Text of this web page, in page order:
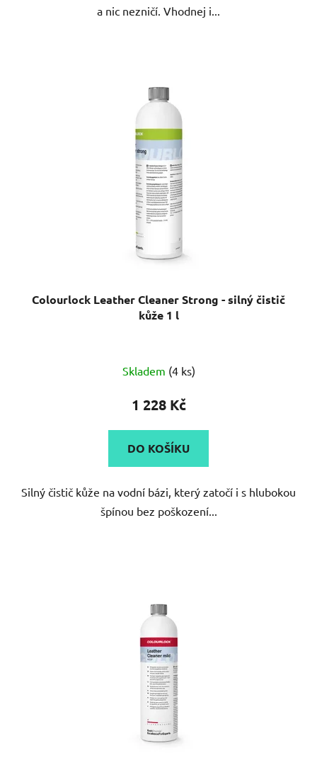
a nic nezničí. Vhodnej i...
Colourlock Leather Cleaner Strong - silný čistič
kůže 1 l
hodnocení
produktu
5,0
z
hvězdiček.
Skladem (4 ks)
1 228 Kč
DO KOŠÍKU
Silný čistič kůže na vodní bázi, který zatočí i s hlubokou
špínou bez poškození...